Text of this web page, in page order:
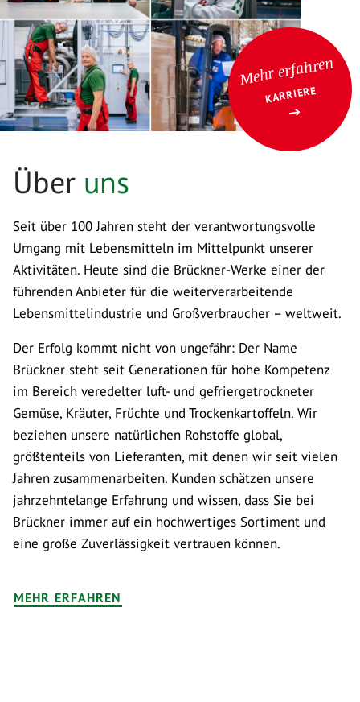
Mehr erfahren
KARRIERE
Über uns
Seit über 100 Jahren steht der verantwortungsvolle
Umgang mit Lebensmitteln im Mittelpunkt unserer
Aktivitäten. Heute sind die Brückner-Werke einer der
führenden Anbieter für die weiterverarbeitende
Lebensmittelindustrie und Großverbraucher – weltweit.
Der Erfolg kommt nicht von ungefähr: Der Name
Brückner steht seit Generationen für hohe Kompetenz
im Bereich veredelter luft- und gefriergetrockneter
Gemüse, Kräuter, Früchte und Trockenkartoffeln. Wir
beziehen unsere natürlichen Rohstoffe global,
größtenteils von Lieferanten, mit denen wir seit vielen
Jahren zusammenarbeiten. Kunden schätzen unsere
jahrzehntelange Erfahrung und wissen, dass Sie bei
Brückner immer auf ein hochwertiges Sortiment und
eine große Zuverlässigkeit vertrauen können.
MEHR ERFAHREN